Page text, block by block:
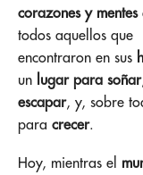
corazones y mentes
todos aquellos que
encontraron en sus
un lugar para soñar
escapar, y, sobre
para crecer.
Hoy, mientras el